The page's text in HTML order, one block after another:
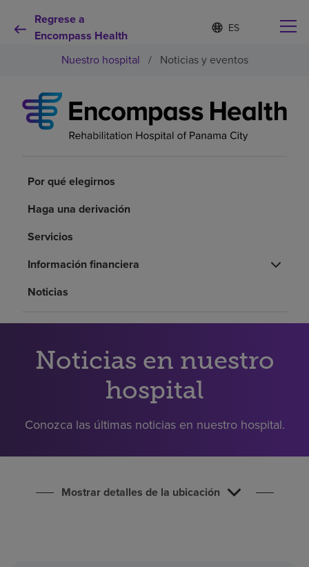
Regrese a
Encompass Health
Lista
de
contraída
d
o
s
e
e
Por qué debe elegirnos
Recursos de salud
Inversores
Pagar mi factura
Nuestro hospital / Noticias y eventos
Por qué elegirnos
Haga una derivación
Servicios
Información financiera
Noticias
Noticias en nuestro
hospital
Conozca las últimas noticias en nuestro hospital.
Mostrar detalles de la ubicación